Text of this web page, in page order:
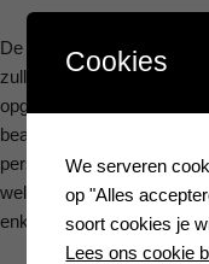
De persoonsgegevens
zullen enkel gebruikt
opgevraagd (namelijk het
beantwoorden van een
persoonsgegevens
welke doeleinden deze
enkel gebruikt voor het
Cookies
We serveren
op "Alles
soort cookies je
Lees ons cookie